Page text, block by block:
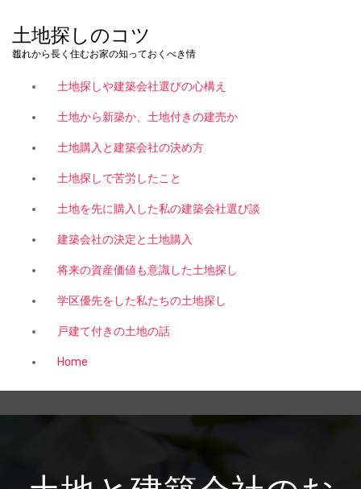
土地探しのコツ
これから長く住むお家の知っておくべき情報。
土地探しや建築会社選びの心構え
土地から新築か、土地付きの建売か
土地購入と建築会社の決め方
土地探しで苦労したこと
土地を先に購入した私の建築会社選び談
建築会社の決定と土地購入
将来の資産価値も意識した土地探し
学区優先をした私たちの土地探し
戸建て付きの土地の話
Home